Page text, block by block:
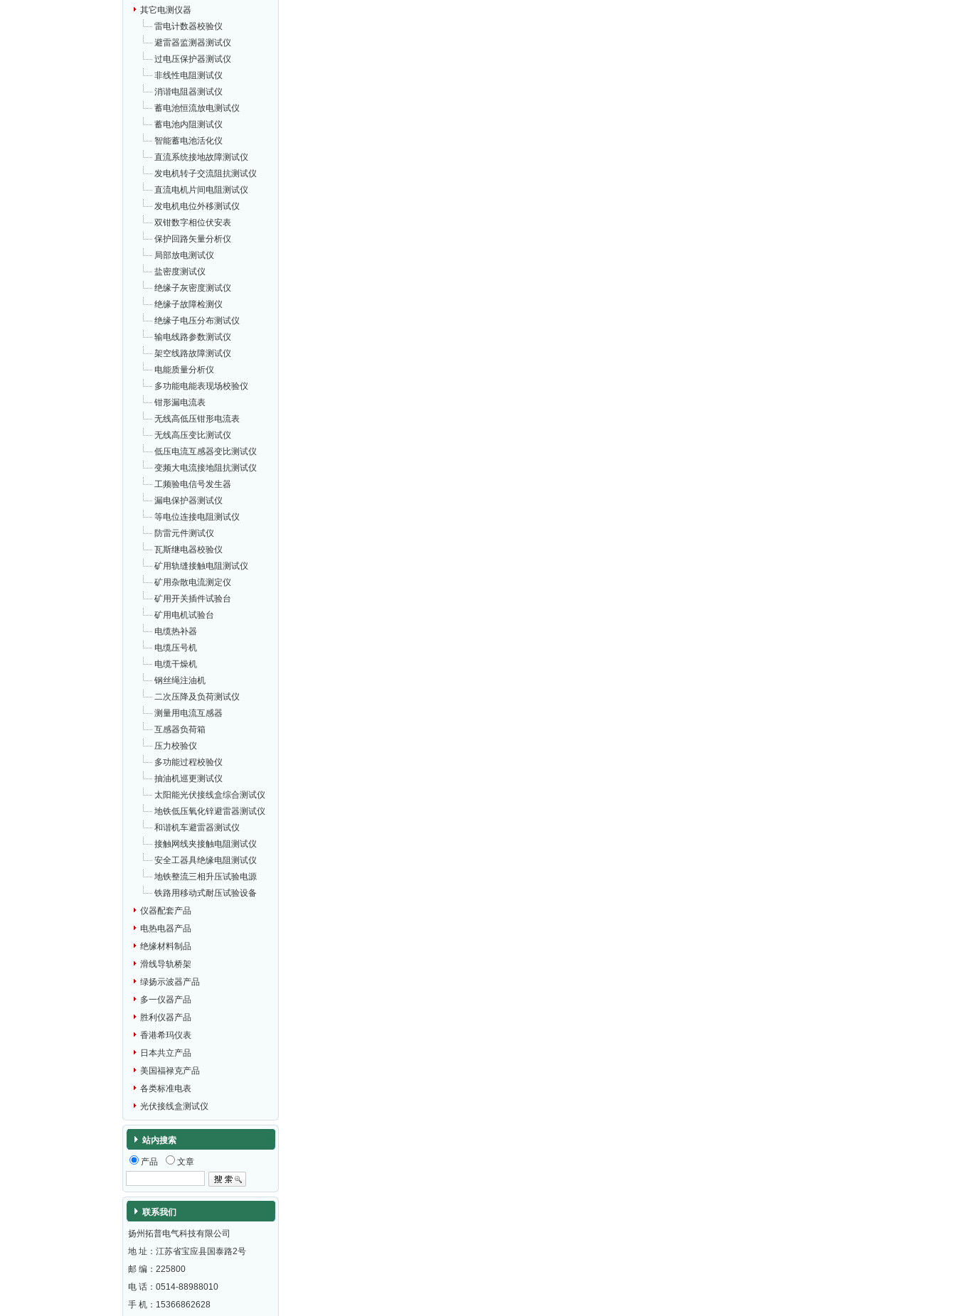
其它电测仪器
雷电计数器校验仪
避雷器监测器测试仪
过电压保护器测试仪
非线性电阻测试仪
消谐电阻器测试仪
蓄电池恒流放电测试仪
蓄电池内阻测试仪
智能蓄电池活化仪
直流系统接地故障测试仪
发电机转子交流阻抗测试仪
直流电机片间电阻测试仪
发电机电位外移测试仪
双钳数字相位伏安表
保护回路矢量分析仪
局部放电测试仪
盐密度测试仪
绝缘子灰密度测试仪
绝缘子故障检测仪
绝缘子电压分布测试仪
输电线路参数测试仪
架空线路故障测试仪
电能质量分析仪
多功能电能表现场校验仪
钳形漏电流表
无线高低压钳形电流表
无线高压变比测试仪
低压电流互感器变比测试仪
变频大电流接地阻抗测试仪
工频验电信号发生器
漏电保护器测试仪
等电位连接电阻测试仪
防雷元件测试仪
瓦斯继电器校验仪
矿用轨缝接触电阻测试仪
矿用杂散电流测定仪
矿用开关插件试验台
矿用电机试验台
电缆热补器
电缆压号机
电缆干燥机
钢丝绳注油机
二次压降及负荷测试仪
测量用电流互感器
互感器负荷箱
压力校验仪
多功能过程校验仪
抽油机巡更测试仪
太阳能光伏接线盒综合测试仪
地铁低压氧化锌避雷器测试仪
和谐机车避雷器测试仪
接触网线夹接触电阻测试仪
安全工器具绝缘电阻测试仪
地铁整流三相升压试验电源
铁路用移动式耐压试验设备
仪器配套产品
电热电器产品
绝缘材料制品
滑线导轨桥架
绿扬示波器产品
多一仪器产品
胜利仪器产品
香港希玛仪表
日本共立产品
美国福禄克产品
各类标准电表
光伏接线盒测试仪
站内搜索
产品 文章
联系我们
扬州拓普电气科技有限公司
地 址：江苏省宝应县国泰路2号
邮 编： 225800
电 话：0514-88988010
手 机：15366862628